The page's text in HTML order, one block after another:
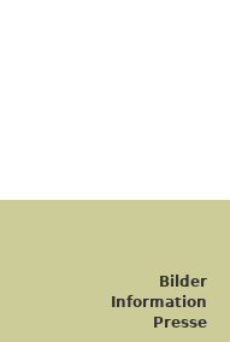
Bilder
Information
Presse